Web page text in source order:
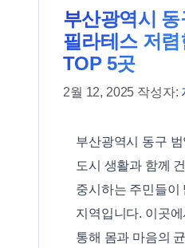
부산광역시
필라테스 저
TOP 5곳
2월 12, 2025 작성자:
부산광역시 동구
도시 생활과 함께
중시하는 주민들이
지역입니다. 이곳에
통해 몸과 마음의